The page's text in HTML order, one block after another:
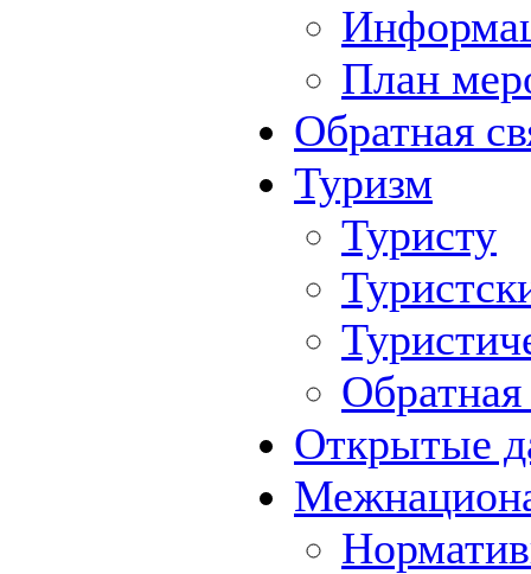
План
Обратная
Туризм
Туристу
Обратная
Открытые